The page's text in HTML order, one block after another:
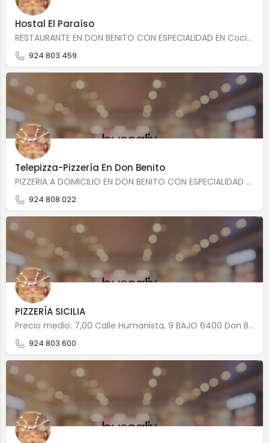
Hostal El Paraíso
RESTAURANTE EN DON BENITO CON ESPECIALIDAD EN Cocina casera Avenida Vegas Altas, 45 Bajo 6400 Don Benito
924 803 459
Telepizza-Pizzería En Don Benito
PIZZERIA A DOMICILIO EN DON BENITO CON ESPECIALIDAD EN Cocina italianaCocina rapidaCocina mediterraneaCocina…
924 808 022
PIZZERÍA SICILIA
Precio medio: 7,00 Calle Humanista, 9 BAJO 6400 Don Benito
924 803 600